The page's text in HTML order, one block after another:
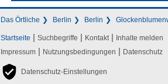
Das Örtliche Berlin Berlin
Startseite | Suchbegriffe | Kontakt | Inhalte melden
Impressum | Nutzungsbedingungen | Datenschutz
Datenschutz-Einstellungen